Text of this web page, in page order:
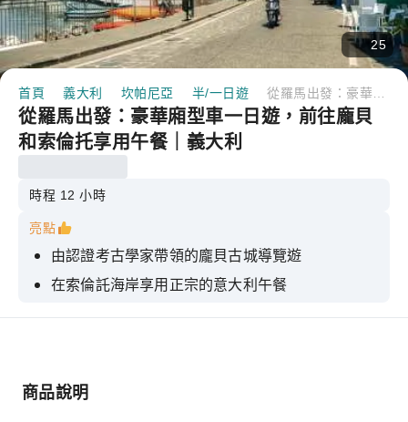
25
首頁 義大利 坎帕尼亞 半/一日遊
從羅馬出發：豪華廂型車一日遊，前往龐貝
和索倫托享用午餐｜義大利
時程 12 小時
亮點
由認證考古學家帶領的龐貝古城導覽遊
在索倫託海岸享用正宗的意大利午餐
享受舒適的小團體體驗，放鬆身心。
商品說明